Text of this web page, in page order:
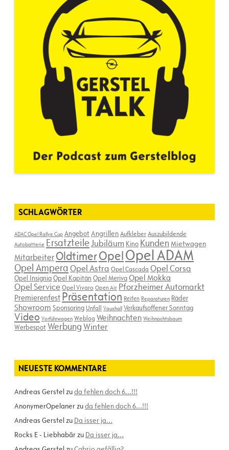
SCHLAGWÖRTER
ADAC Opel Rallye Cup AngebotAngrillenAufkleberAuszubildende
Autobatterie ErsatzteileJubiläum Kino KundenMietwagen
Mitarbeiter OldtimerOpelOpel ADAM
Opel AmperaOpel Astra Opel Cascada Opel Corsa
Opel InsigniaOpel Kapitän Opel MerivaOpel Mokka
Opel ServiceOpel Vivaro Open Air Pforzheimer Automarkt
Premierenfest Präsentation Reifen Reparaturen Räder
Showroom Sponsoring Unfall Vauxhall Verkaufsoffener Sonntag
Video Vorführwagen Weblog Weihnachten Weihnachtsbaum
WerbespotWerbungWinter
NEUESTE KOMMENTARE
Andreas Gerstel zuda fehlen doch 6…!!!
AnonymerOpelanerzuda fehlen doch 6…!!!
Andreas Gerstel zu Da isser ja…
Rocks E - Liebhabärzu Da isser ja…